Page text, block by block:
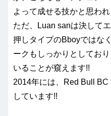
よって成せる技かと思わ
ただ、Luan sanは決して
押しタイプのBboyではな
ークもしっかりとしてお
いることが窺えます!!
2014年には、Red Bull
しています!!